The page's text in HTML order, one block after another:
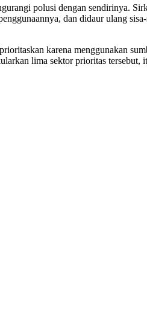
polusi dengan sendirinya.
dan didaur ulang
karena menggunakan
lima sektor prioritas tersebut,